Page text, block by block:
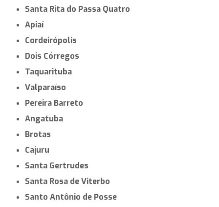
Santa Rita do Passa Quatro
Apiaí
Cordeirópolis
Dois Córregos
Taquarituba
Valparaíso
Pereira Barreto
Angatuba
Brotas
Cajuru
Santa Gertrudes
Santa Rosa de Viterbo
Santo Antônio de Posse